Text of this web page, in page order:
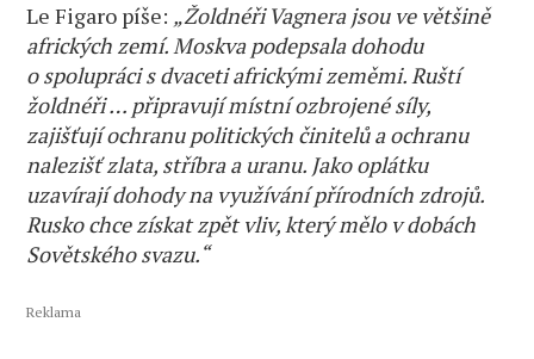
Le Figaro píše: „Žoldnéři Vagnera jsou ve většině
afrických zemí. Moskva podepsala dohodu
o spolupráci s dvaceti africkými zeměmi. Ruští
žoldnéři … připravují místní ozbrojené síly,
zajišťují ochranu politických činitelů a ochranu
nalezišť zlata, stříbra a uranu. Jako oplátku
uzavírají dohody na využívání přírodních zdrojů.
Rusko chce získat zpět vliv, který mělo v dobách
Sovětského svazu.“
Reklama